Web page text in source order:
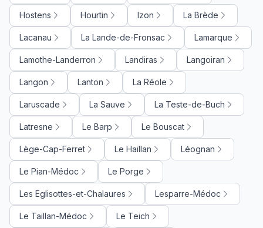
Hostens Hourtin Izon La Brède
Lacanau La Lande-de-Fronsac Lamarque
Lamothe-Landerron Landiras Langoiran
Langon Lanton La Réole
Laruscade La Sauve La Teste-de-Buch
Latresne Le Barp Le Bouscat
Lège-Cap-Ferret Le Haillan Léognan
Le Pian-Médoc Le Porge
Les Eglisottes-et-Chalaures Lesparre-Médoc
Le Taillan-Médoc Le Teich